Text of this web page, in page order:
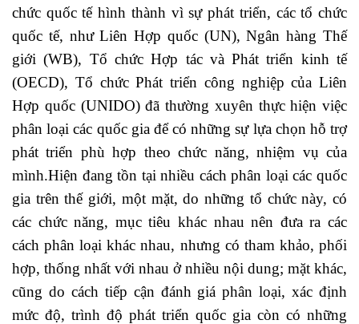
chức quốc tế hình thành vì sự phát triển, các tổ chức
quốc tế, như Liên Hợp quốc (UN), Ngân hàng Thế
giới (WB), Tổ chức Hợp tác và Phát triển kinh tế
(OECD), Tổ chức Phát triển công nghiệp của Liên
Hợp quốc (UNIDO) đã thường xuyên thực hiện việc
phân loại các quốc gia để có những sự lựa chọn hỗ trợ
phát triển phù hợp theo chức năng, nhiệm vụ của
mình.Hiện đang tồn tại nhiều cách phân loại các quốc
gia trên thế giới, một mặt, do những tổ chức này, có
các chức năng, mục tiêu khác nhau nên đưa ra các
cách phân loại khác nhau, nhưng có tham khảo, phối
hợp, thống nhất với nhau ở nhiều nội dung; mặt khác,
cũng do cách tiếp cận đánh giá phân loại, xác định
mức độ, trình độ phát triển quốc gia còn có những